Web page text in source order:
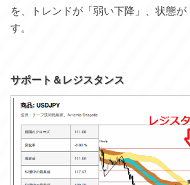
を、トレンドが「弱い下降」、状態が
す。
サポート＆レジスタンス